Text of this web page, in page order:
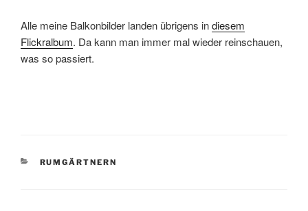
Alle meine Balkonbilder landen übrigens indiesem
Flickralbum. Da kann man immer mal wieder reinschauen,
was so passiert.
KATEGORIEN
RUMGÄRTNERN